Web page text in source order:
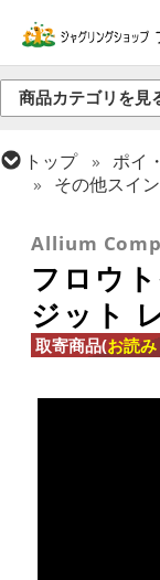
商品カテゴリを見
トップ
ポイ
その他スイ
Allium
フロウ
ジット
取寄商品(お読